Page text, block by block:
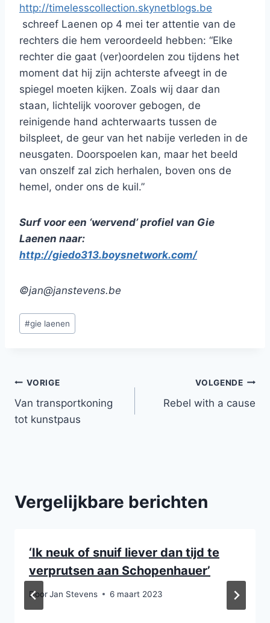
http://timelesscollection.skynetblogs.be
schreef Laenen op 4 mei ter attentie van de
rechters die hem veroordeeld hebben: “Elke
rechter die gaat (ver)oordelen zou tijdens het
moment dat hij zijn achterste afveegt in de
spiegel moeten kijken. Zoals wij daar dan
staan, lichtelijk voorover gebogen, de
reinigende hand achterwaarts tussen de
bilspleet, de geur van het nabije verleden in de
neusgaten. Doorspoelen kan, maar het beeld
van onszelf zal zich herhalen, boven ons de
hemel, onder ons de kuil.”
Surf voor een ‘wervend’ profiel van Gie
Laenen naar:
http://giedo313.boysnetwork.com/
©jan@janstevens.be
Bericht
tags:
#gie laenen
Bericht
navigatie
VORIGE
Van transportkoning
tot kunstpaus
VOLGENDE
Rebel with a cause
Vergelijkbare berichten
‘Ik neuk of snuif liever dan tijd te
verprutsen aan Schopenhauer’
DoorJan Stevens 6 maart 2023